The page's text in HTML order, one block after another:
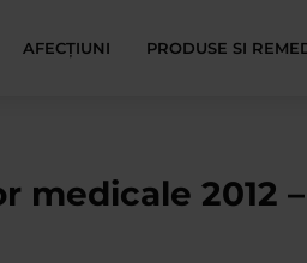
AFECŢIUNI PRODUSE SI
medicale 2012 –